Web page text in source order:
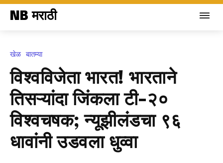
NB मराठी
खेळ बातम्या
विश्वविजेता भारत! भारताने
तिसऱ्यांदा जिंकला टी-२०
विश्वचषक; न्यूझीलंडचा ९६
धावांनी उडवला धुव्वा